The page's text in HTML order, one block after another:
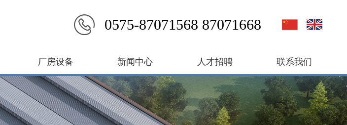
0575-87071568 87071668
厂房设备 新闻中心 人才招聘 联系我们